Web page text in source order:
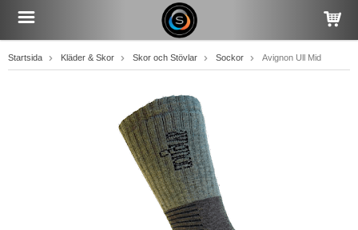
Startsida Kläder & Skor Skor och Stövlar Sockor Avignon Ull Mid